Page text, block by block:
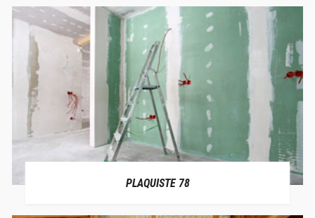
PLAQUISTE 78